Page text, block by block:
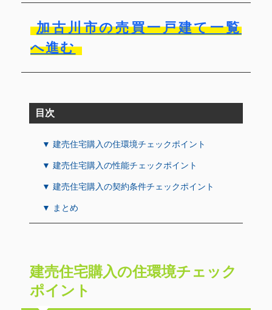
加古川市の売買一戸建て一覧
へ進む
目次
▼ 建売住宅購入の住環境チェックポイント
▼ 建売住宅購入の性能チェックポイント
▼ 建売住宅購入の契約条件チェックポイント
▼ まとめ
建売住宅購入の住環境チェック
ポイント